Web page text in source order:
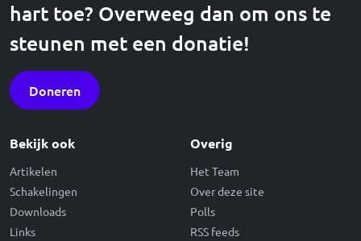
hart toe? Overweeg dan om ons te
steunen met een donatie!
Doneren
Bekijk ook
Artikelen
Schakelingen
Downloads
Links
Overig
Het Team
Over deze site
Polls
RSS feeds